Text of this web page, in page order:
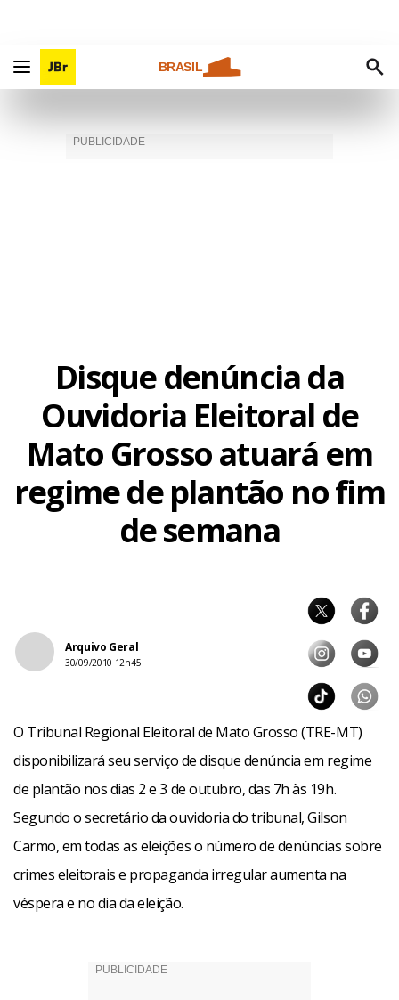
BRASIL
Disque denúncia da
Ouvidoria Eleitoral de
Mato Grosso atuará em
regime de plantão no fim
de semana
Arquivo Geral
30/09/2010 12h45
O Tribunal Regional Eleitoral de Mato Grosso (TRE-MT)
disponibilizará seu serviço de disque denúncia em regime
de plantão nos dias 2 e 3 de outubro, das 7h às 19h.
Segundo o secretário da ouvidoria do tribunal, Gilson
Carmo, em todas as eleições o número de denúncias sobre
crimes eleitorais e propaganda irregular aumenta na
véspera e no dia da eleição.